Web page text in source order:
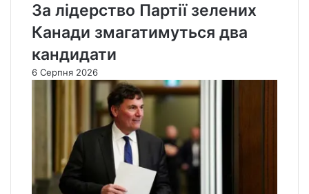
За лідерство Партії зелених
Канади змагатимуться два
кандидати
6 Серпня 2026